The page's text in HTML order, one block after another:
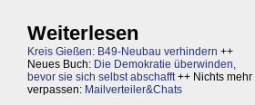
Weiterlesen
Kreis Gießen: B49-Neubau verhindern ++
Neues Buch: Die Demokratie überwinden,
bevor sie sich selbst abschafft++ Nichts mehr
verpassen: Mailverteiler&Chats